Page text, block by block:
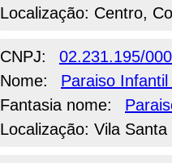
Localização: Centro,
CNPJ: 02.231.195/
Nome:
Paraiso
Fantasia nome:
Localização: Vila